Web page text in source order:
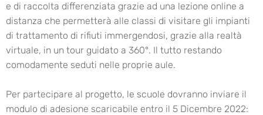
e di raccolta differenziata grazie ad una lezione online a
distanza che permetterà alle classi di visitare gli impianti
di trattamento di rifiuti immergendosi, grazie alla realtà
virtuale, in un tour guidato a 360°. Il tutto restando
comodamente seduti nelle proprie aule.
Per partecipare al progetto, le scuole dovranno inviare il
modulo di adesione scaricabile entro il 5 Dicembre 2022: